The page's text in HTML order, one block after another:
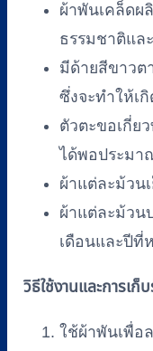
ผ้าพันเคล็ดผ
ธรรมชาติแล
มีด้ายสีขาวต
ซึ่งจะทำให้เ
ตัวตะขอเกี่ย
ได้พอประมา
ผ้าแต่ละม้วน
ผ้าแต่ละม้วน
เดือนและปีที่
วิธีใช้งานและการเก็
ใช้ผ้าพันเพื่อ